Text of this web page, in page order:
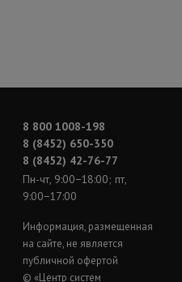
8 800 1008-198
8 (8452) 650-350
8 (8452) 42-76-77
Пн-чт, 9:00−18:00; пт,
9:00−17:00
Информация, размещенная
на сайте, не является
публичной офертой
© «Центр систем